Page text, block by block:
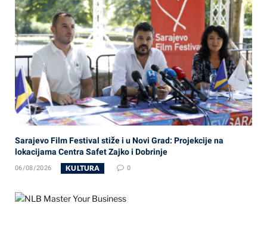
Sarajevo Film Festival stiže i u Novi Grad: Projekcije na
lokacijama Centra Safet Zajko i Dobrinje
06/08/2026 KULTURA 0